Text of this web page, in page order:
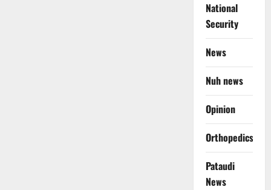
National
Security
News
Nuh news
Opinion
Orthopedics
Pataudi
News